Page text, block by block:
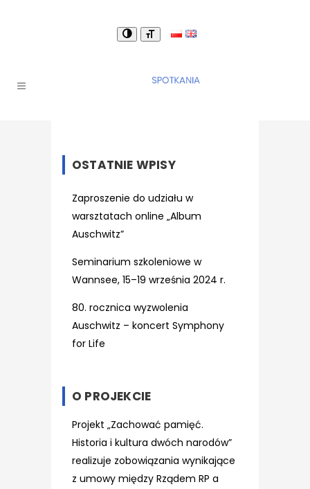
OSTATNIE WPISY
Zaproszenie do udziału w
warsztatach online „Album
Auschwitz”
Seminarium szkoleniowe w
Wannsee, 15–19 września 2024 r.
80. rocznica wyzwolenia
Auschwitz – koncert Symphony
for Life
O PROJEKCIE
Projekt „Zachować pamięć.
Historia i kultura dwóch narodów”
realizuje zobowiązania wynikające
z umowy między Rządem RP a